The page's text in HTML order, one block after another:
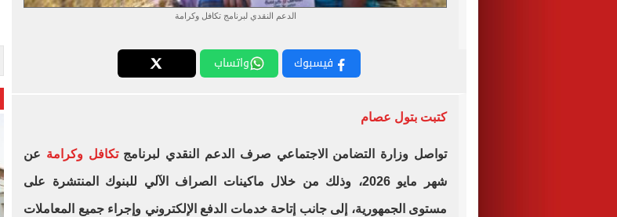
الدعم النقدي لبرنامج تكافل وكرامة
فيسبوك واتساب
كتبت بتول عصام
تواصل وزارة التضامن الاجتماعي صرف الدعم النقدي لبرنامجتكافل وكرامة عن
شهر مايو 2026، وذلك من خلال ماكينات الصراف الآلي للبنوك المنتشرة على
مستوى الجمهورية، إلى جانب إتاحة خدمات الدفع الإلكتروني وإجراء جميع المعاملات